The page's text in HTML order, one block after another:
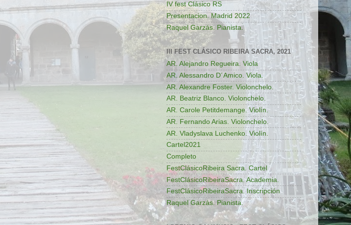
IV fest Clásico RS
Presentacion. Madrid 2022
Raquel Garzás. Pianista.
III FEST CLÁSICO RIBEIRA SACRA, 2021
AR. Alejandro Regueira. Viola
AR. Alessandro D´Amico. Viola.
AR. Alexandre Foster. Violonchelo.
AR. Beatriz Blanco. Violonchelo.
AR. Carole Petitdemange. Violín.
AR. Fernando Arias. Violonchelo.
AR. Vladyslava Luchenko. Violín.
Cartel2021
Completo
FestClásicoRibeira Sacra. Cartel
FestClásicoRibeiraSacra. Academia.
FestClásicoRibeiraSacra. Inscripción
Raquel Garzás. Pianista.